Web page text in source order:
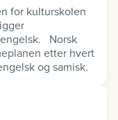
for kulturskolen
Norsk
etter hvert
og samisk.